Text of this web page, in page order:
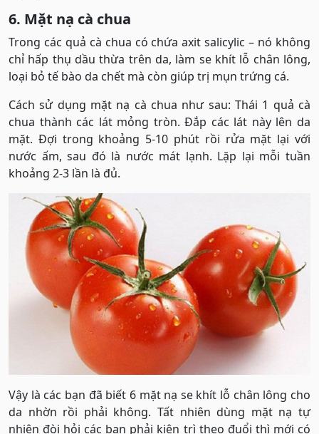
6. Mặt nạ cà chua
Trong các quả cà chua có chứa axit salicylic – nó không
chỉ hấp thụ dầu thừa trên da, làm se khít lỗ chân lông,
loại bỏ tế bào da chết mà còn giúp trị mụn trứng cá.
Cách sử dụng mặt nạ cà chua như sau: Thái 1 quả cà
chua thành các lát mỏng tròn. Đắp các lát này lên da
mặt. Đợi trong khoảng 5-10 phút rồi rửa mặt lại với
nước ấm, sau đó là nước mát lạnh. Lặp lại mỗi tuần
khoảng 2-3 lần là đủ.
Vậy là các bạn đã biết 6 mặt nạ se khít lỗ chân lông cho
da nhờn rồi phải không. Tất nhiên dùng mặt nạ tự
nhiên đòi hỏi các bạn phải kiên trì theo đuổi thì mới có